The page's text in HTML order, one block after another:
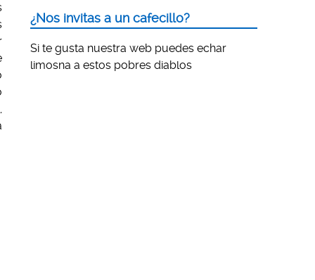
¿Nos invitas a un cafecillo?
Si te gusta nuestra web puedes echar
limosna a estos pobres diablos